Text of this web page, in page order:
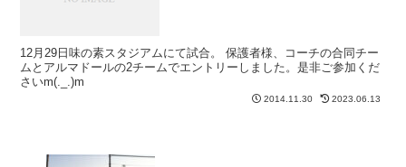
12月29日味の素スタジアムにて試合。 保護者様、コーチの合同チー
ムとアルマドールの2チームでエントリーしました。是非ご参加くだ
さいm(._.)m
2014.11.30 2023.06.13